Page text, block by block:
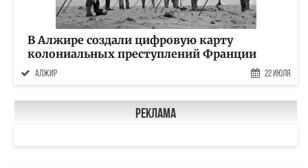
В Алжире создали цифровую карту
колониальных преступлений Франции
Алжир 22 Июля
Реклама